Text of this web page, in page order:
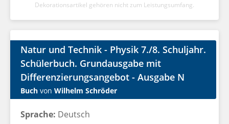
Dekorationsartikel gehören nicht zum Leistungsumfang.
Natur und Technik - Physik 7./8. Schuljahr.
Schülerbuch. Grundausgabe mit
Differenzierungsangebot - Ausgabe N
Buch von Wilhelm Schröder
Sprache: Deutsch